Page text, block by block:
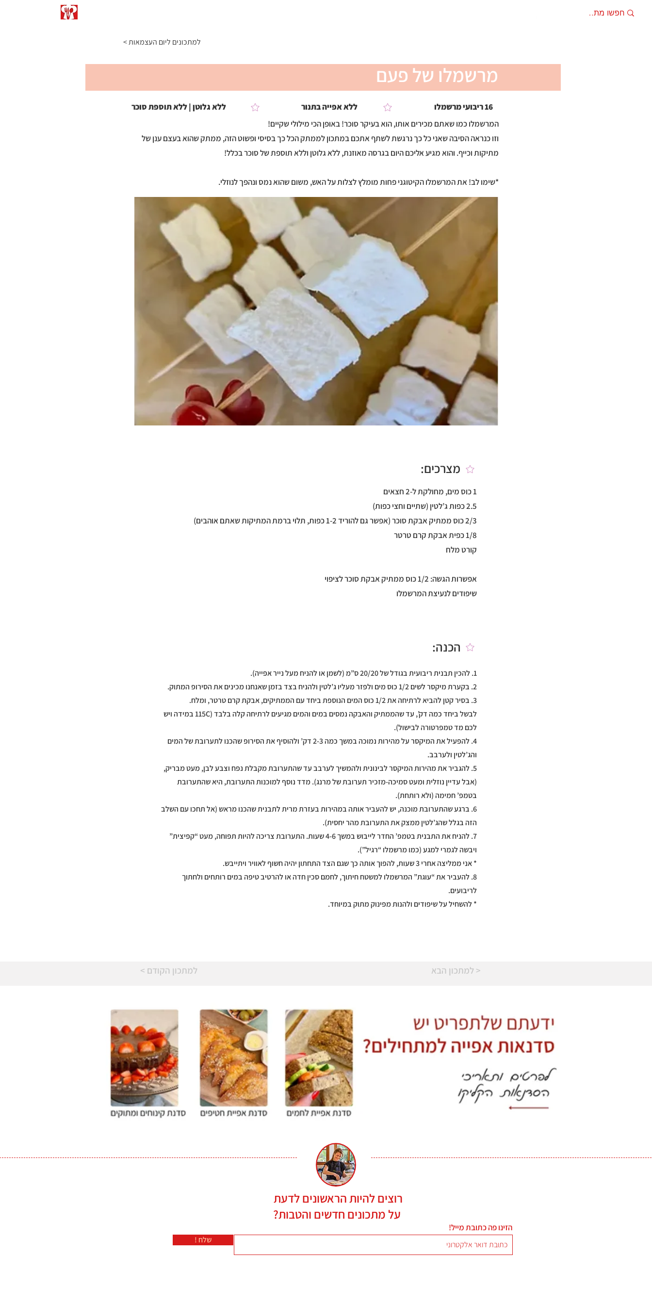
< למתכונים ליום העצמאות
מרשמלו של פעם
ללא גלוטן | ללא תוספת סוכר ללא אפייה בתנור
16 ריבועי מרשמלו
המרשמלו כמו שאתם מכירים אותו, הוא בעיקר סוכר! באופן הכי מילולי שקיים!
וזו כנראה הסיבה שאני כל כך נרגשת לשתף אתכם במתכון לממתק הכל כך בסיסי ופשוט הזה, ממתק שהוא בעצם ענן של
מתיקות וכייף. והוא מגיע אליכם היום בגרסה מאוזנת, ללא גלוטן וללא תוספת של סוכר בכלל!
*שימו לב! את המרשמלו הקיטוגני פחות מומלץ לצלות על האש, משום שהוא נמס ונהפך לנוזלי.
מצרכים:
1 כוס מים, מחולקת ל-2 חצאים
2.5 כפות ג’לטין (שתיים וחצי כפות)
2/3 כוס ממתיק אבקת סוכר (אפשר גם להוריד 1-2 כפות, תלוי ברמת המתיקות שאתם אוהבים)
1/8 כפית אבקת קרם טרטר
קורט מלח
אפשרות הגשה: 1/2 כוס ממתיק אבקת סוכר לציפוי
שיפודים לנעיצת המרשמלו
הכנה:
1. להכין תבנית ריבועית בגודל של 20/20 ס”מ (לשמן או להניח מעל נייר אפייה).
2. בקערת מיקסר לשים 1/2 כוס מים ולפזר מעליו ג’לטין ולהניח בצד בזמן שאנחנו מכינים את הסירופ המתוק.
3. בסיר קטן להביא לרתיחה את 1/2 כוס המים הנוספת ביחד עם הממתיקים, אבקת קרם טרטר, ומלח.
לבשל ביחד כמה דק’, עד שהממתיק והאבקה נמסים במים והמים מגיעים לרתיחה קלה בלבד (115C במידה ויש
לכם מד טמפרטורה לבישול).
4. להפעיל את המיקסר על מהירות נמוכה במשך כמה 2-3 דק’ ולהוסיף את הסירופ שהכנו לתערובת של המים
והג’לטין ולערבב.
5. להגביר את מהירות המיקסר לבינונית ולהמשיך לערבב עד שהתערובת מקבלת נפח וצבע לבן, מעט מבריק,
(אבל עדיין נוזלית ומעט סמיכה-מזכיר תערובת של מרנג). מדד נוסף למוכנות התערובת, היא שהתערובת
בטמפ’ חמימה (ולא רותחת).
6. ברגע שהתערובת מוכנה, יש להעביר אותה במהירות בעזרת מרית לתבנית שהכנו מראש (אל תחכו עם השלב
הזה בגלל שהג’לטין ממצק את התערובת מהר יחסית).
7. להניח את התבנית בטמפ’ החדר לייבוש במשך 4-6 שעות. התערובת צריכה להיות תפוחה, מעט “קפיצית”
ויבשה לגמרי למגע (כמו מרשמלו “רגיל”).
* אני ממליצה אחרי 3 שעות, להפוך אותה כך שגם הצד התחתון יהיה חשוף לאוויר ויתייבש.
8. להעביר את “עוגת” המרשמלו למשטח חיתוך, לחמם סכין חדה או להרטיב טיפה במים רותחים ולחתוך
לריבועים.
* להשחיל על שיפודים ולהנות מפינוק מתוק במיוחד.
< למתכון הקודם למתכון הבא >
רוצים להיות הראשונים לדעת
על מתכונים חדשים והטבות?
הזינו פה כתובת מייל!
! שלח